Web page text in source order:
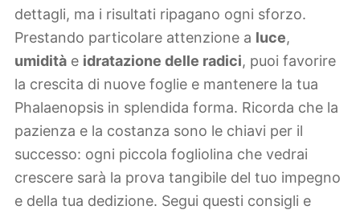
dettagli, ma i risultati ripagano ogni sforzo.
Prestando particolare attenzione a luce,
umidità e idratazione delle radici, puoi favorire
la crescita di nuove foglie e mantenere la tua
Phalaenopsis in splendida forma. Ricorda che la
pazienza e la costanza sono le chiavi per il
successo: ogni piccola fogliolina che vedrai
crescere sarà la prova tangibile del tuo impegno
e della tua dedizione. Segui questi consigli e